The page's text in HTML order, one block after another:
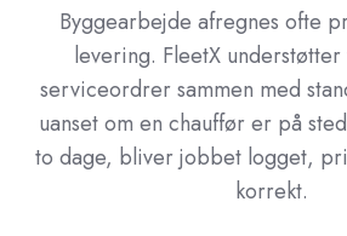
Byggearbejde afregnes ofte
levering. FleetX
serviceordrer sammen med
uanset om en chauffør er på
to dage, bliver jobbet logget,
korrekt.